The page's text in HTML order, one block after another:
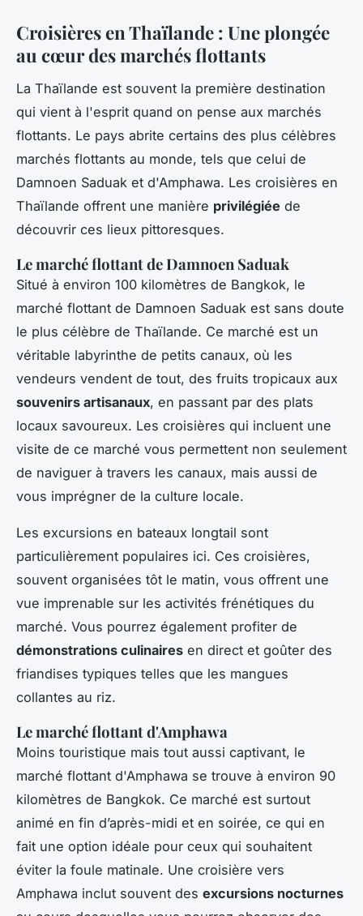
Croisières en Thaïlande : Une plongée
au cœur des marchés flottants
La Thaïlande est souvent la première destination
qui vient à l'esprit quand on pense aux marchés
flottants. Le pays abrite certains des plus célèbres
marchés flottants au monde, tels que celui de
Damnoen Saduak et d'Amphawa. Les croisières en
Thaïlande offrent une manière privilégiée de
découvrir ces lieux pittoresques.
Le marché flottant de Damnoen Saduak
Situé à environ 100 kilomètres de Bangkok, le
marché flottant de Damnoen Saduak est sans doute
le plus célèbre de Thaïlande. Ce marché est un
véritable labyrinthe de petits canaux, où les
vendeurs vendent de tout, des fruits tropicaux aux
souvenirs artisanaux, en passant par des plats
locaux savoureux. Les croisières qui incluent une
visite de ce marché vous permettent non seulement
de naviguer à travers les canaux, mais aussi de
vous imprégner de la culture locale.
Les excursions en bateaux longtail sont
particulièrement populaires ici. Ces croisières,
souvent organisées tôt le matin, vous offrent une
vue imprenable sur les activités frénétiques du
marché. Vous pourrez également profiter de
démonstrations culinaires en direct et goûter des
friandises typiques telles que les mangues
collantes au riz.
Le marché flottant d'Amphawa
Moins touristique mais tout aussi captivant, le
marché flottant d'Amphawa se trouve à environ 90
kilomètres de Bangkok. Ce marché est surtout
animé en fin d’après-midi et en soirée, ce qui en
fait une option idéale pour ceux qui souhaitent
éviter la foule matinale. Une croisière vers
Amphawa inclut souvent des excursions nocturnes